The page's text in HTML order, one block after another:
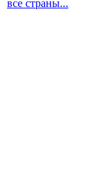
все страны...